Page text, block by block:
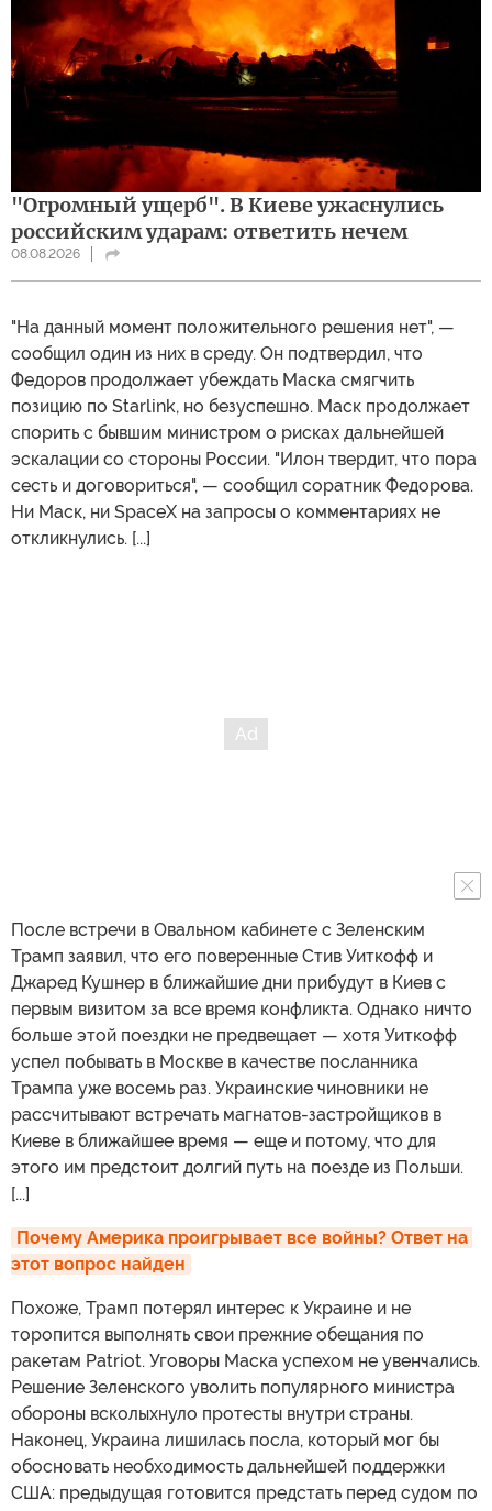
"Огромный ущерб". В Киеве ужаснулись
российским ударам: ответить нечем
08.08.2026
"На данный момент положительного решения нет", —
сообщил один из них в среду. Он подтвердил, что
Федоров продолжает убеждать Маска смягчить
позицию по Starlink, но безуспешно. Маск продолжает
спорить с бывшим министром о рисках дальнейшей
эскалации со стороны России. "Илон твердит, что пора
сесть и договориться", — сообщил соратник Федорова.
Ни Маск, ни SpaceX на запросы о комментариях не
откликнулись. [...]
После встречи в Овальном кабинете с Зеленским
Трамп заявил, что его поверенные Стив Уиткофф и
Джаред Кушнер в ближайшие дни прибудут в Киев с
первым визитом за все время конфликта. Однако ничто
больше этой поездки не предвещает — хотя Уиткофф
успел побывать в Москве в качестве посланника
Трампа уже восемь раз. Украинские чиновники не
рассчитывают встречать магнатов-застройщиков в
Киеве в ближайшее время — еще и потому, что для
этого им предстоит долгий путь на поезде из Польши.
[...]
Почему Америка проигрывает все войны? Ответ на
этот вопрос найден
Похоже, Трамп потерял интерес к Украине и не
торопится выполнять свои прежние обещания по
ракетам Patriot. Уговоры Маска успехом не увенчались.
Решение Зеленского уволить популярного министра
обороны всколыхнуло протесты внутри страны.
Наконец, Украина лишилась посла, который мог бы
обосновать необходимость дальнейшей поддержки
США: предыдущая готовится предстать перед судом по